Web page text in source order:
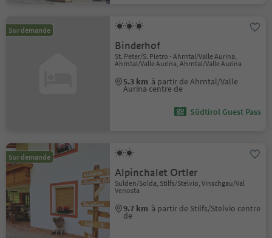
Sur demande
Binderhof
St. Peter/S. Pietro - Ahrntal/Valle Aurina,
Ahrntal/Valle Aurina, Ahrntal/Valle Aurina
5.3 km à partir de Ahrntal/Valle
Aurina centre de
Südtirol Guest Pass
Sur demande
Alpinchalet Ortler
Sulden/Solda, Stilfs/Stelvio, Vinschgau/Val
Venosta
9.7 km à partir de Stilfs/Stelvio centre
de